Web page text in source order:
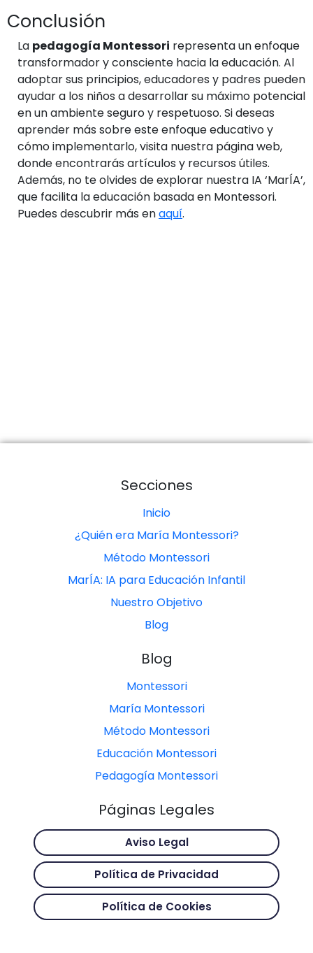
Conclusión
La pedagogía Montessori representa un enfoque
transformador y consciente hacia la educación. Al
adoptar sus principios, educadores y padres pueden
ayudar a los niños a desarrollar su máximo potencial
en un ambiente seguro y respetuoso. Si deseas
aprender más sobre este enfoque educativo y
cómo implementarlo, visita nuestra página web,
donde encontrarás artículos y recursos útiles.
Además, no te olvides de explorar nuestra IA ‘MarÍA’,
que facilita la educación basada en Montessori.
Puedes descubrir más enaquí.
Secciones
Inicio
¿Quién era María Montessori?
Método Montessori
MarÍA: IA para Educación Infantil
Nuestro Objetivo
Blog
Blog
Montessori
María Montessori
Método Montessori
Educación Montessori
Pedagogía Montessori
Páginas Legales
Aviso Legal
Política de Privacidad
Política de Cookies